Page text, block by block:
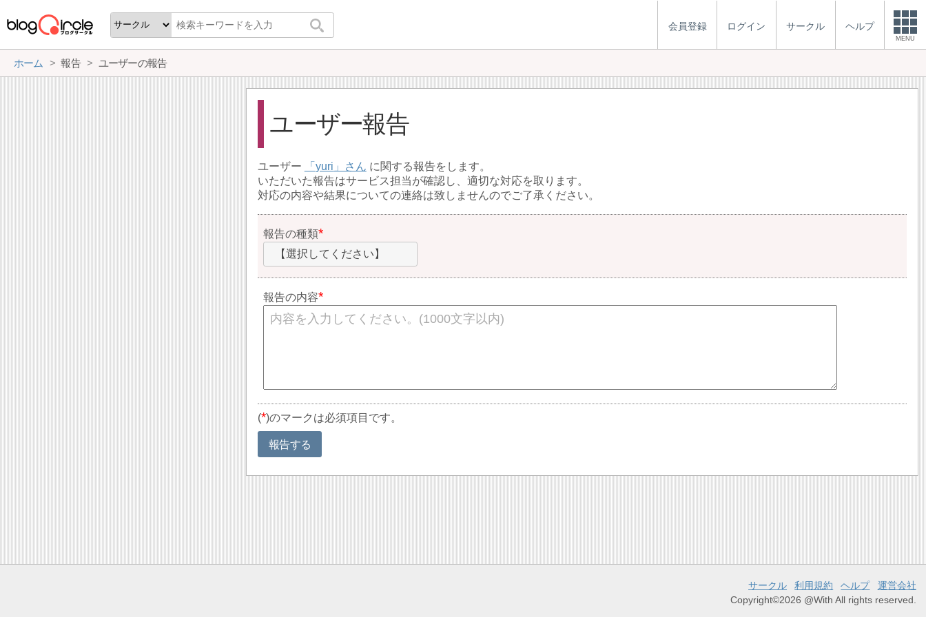
会員登録 ログイン サークル ヘルプ
MENU
ホーム 報告 ユーザーの報告
ユーザー報告
ユーザー yuri
に関する報告をします。
いただいた報告はサービス担当が確認し、適切な対応を取ります。
対応の内容や結果についての連絡は致しませんのでご了承ください。
報告の種類
【選択してください】
報告の内容
(*)のマークは必須項目です。
報告する
サークル 利用規約 ヘルプ
運営会社
Copyright©2026 @With All rights reserved.